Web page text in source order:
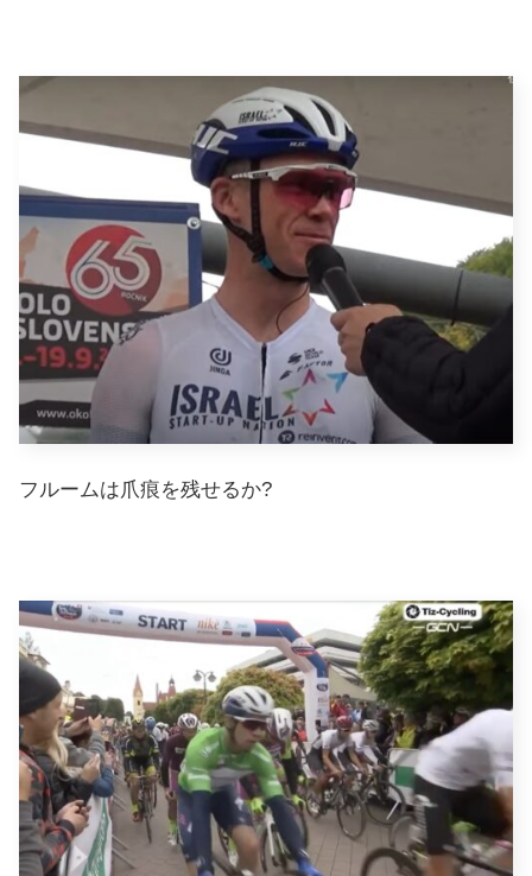
フルームは爪痕を残せるか?